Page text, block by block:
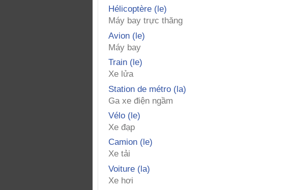
Hélicoptère (le)
Máy bay trực thăng
Avion (le)
Máy bay
Train (le)
Xe lửa
Station de métro (la)
Ga xe điện ngầm
Vélo (le)
Xe đạp
Camion (le)
Xe tải
Voiture (la)
Xe hơi